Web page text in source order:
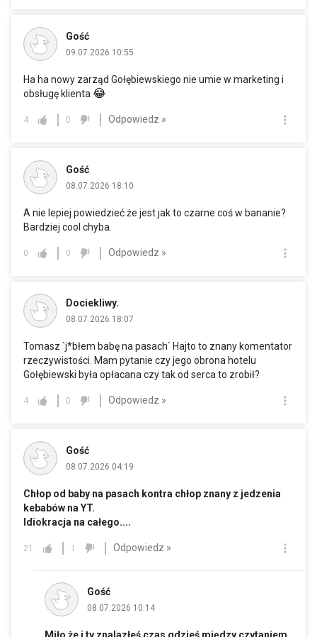
Gość
09.07.2026 10:55
Ha ha nowy zarząd Gołębiewskiego nie umie w marketing i
obsługę klienta 😂
4 0 Odpowiedz »
Gość
08.07.2026 18:10
A nie lepiej powiedzieć że jest jak to czarne coś w bananie?
Bardziej cool chyba.
0 0 Odpowiedz »
Dociekliwy.
08.07.2026 18:07
Tomasz `j*błem babę na pasach` Hajto to znany komentator
rzeczywistości. Mam pytanie czy jego obrona hotelu
Gołębiewski była opłacana czy tak od serca to zrobił?
4 0 Odpowiedz »
Gość
08.07.2026 04:19
Chłop od baby na pasach kontra chłop znany z jedzenia
kebabów na YT.
Idiokracja na całego....
21 1 Odpowiedz »
Gość
08.07.2026 10:14
Miło że i ty znalazłeś czas gdzieś między czytaniem